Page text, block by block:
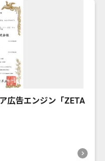
広告エンジン「ZETA